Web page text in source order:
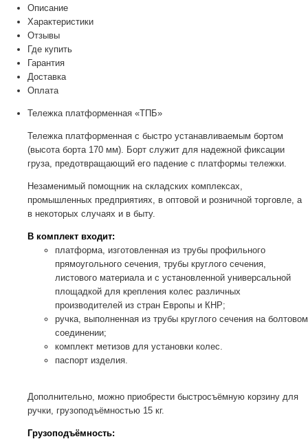
Описание
Характеристики
Отзывы
Где купить
Гарантия
Доставка
Оплата
Тележка платформенная «ТПБ»
Тележка платформенная с быстро устанавливаемым бортом
(высота борта 170 мм). Борт служит для надежной фиксации
груза, предотвращающий его падение с платформы тележки.
Незаменимый помощник на складских комплексах,
промышленных предприятиях, в оптовой и розничной торговле, а
в некоторых случаях и в быту.
В комплект входит:
платформа, изготовленная из трубы профильного
прямоугольного сечения, трубы круглого сечения,
листового материала и с установленной универсальной
площадкой для крепления колес различных
производителей из стран Европы и КНР;
ручка, выполненная из трубы круглого сечения на болтовом
соединении;
комплект метизов для установки колес.
паспорт изделия.
Дополнительно, можно приобрести быстросъёмную корзину для
ручки, грузоподъёмностью 15 кг.
Грузоподъёмность: